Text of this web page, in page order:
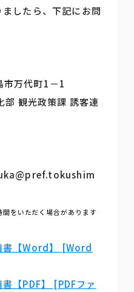
したら、下記にお問
万代町1－1
部 観光政策課 誘客連
をいただく場合があります
書【Word】 [Word
【PDF】 [PDFファ